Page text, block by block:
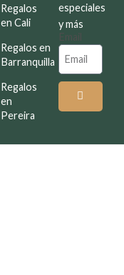
Regalos
en Cali
Regalos en
Barranquilla
Regalos
en
Pereira
especiales
y más
Email